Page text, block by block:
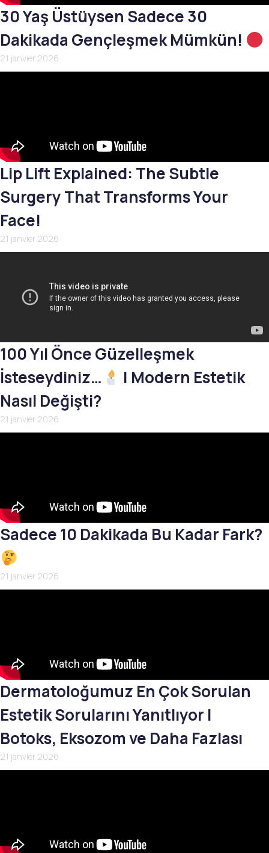
30 Yaş Üstüysen Sadece 30
Dakikada Gençleşmek Mümkün!
21 janvier 2026
Lip Lift Explained: The Subtle
Surgery That Transforms Your
Face!
21 janvier 2026
100 Yıl Önce Güzelleşmek
İsteseydiniz…
| Modern Estetik
Nasıl Değişti?
21 janvier 2026
Sadece 10 Dakikada Bu Kadar Fark?
21 janvier 2026
Dermatoloğumuz En Çok Sorulan
Estetik Sorularını Yanıtlıyor |
Botoks, Eksozom ve Daha Fazlası
21 janvier 2026